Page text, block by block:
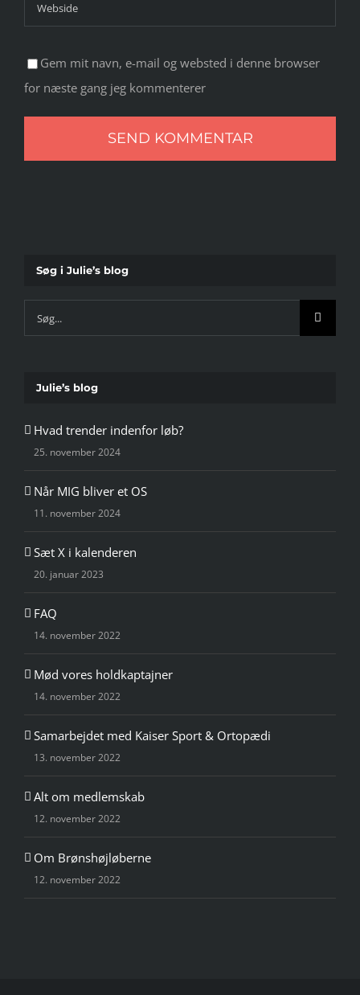
Gem mit navn, e-mail og websted i denne browser
for næste gang jeg kommenterer
Søg i Julie’s blog
Søg
efter:
Julie’s blog
Hvad trender indenfor løb?
25. november 2024
Når MIG bliver et OS
11. november 2024
Sæt X i kalenderen
20. januar 2023
FAQ
14. november 2022
Mød vores holdkaptajner
14. november 2022
Samarbejdet med Kaiser Sport & Ortopædi
13. november 2022
Alt om medlemskab
12. november 2022
Om Brønshøjløberne
12. november 2022